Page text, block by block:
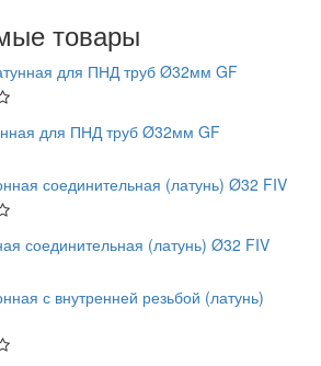
товары
для ПНД труб Ø32мм GF
соединительная (латунь) Ø32 FIV